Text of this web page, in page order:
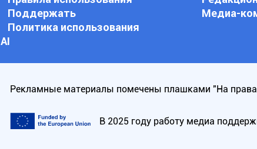
Поддержать
Медиа-
Политика использования
АI
Рекламные материалы помечены плашками "На
В 2025 году работу медиа